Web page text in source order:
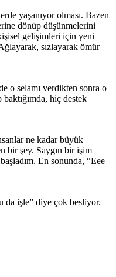
yaşanıyor olması. Bazen
dönüp düşünmelerini
gelişimleri için yeni
sızlayarak ömür
o selamı verdikten sonra o
hiç destek
ne kadar büyük
bir şey. Saygın bir işim
En sonunda, “Eee
da işle” diye çok besliyor.